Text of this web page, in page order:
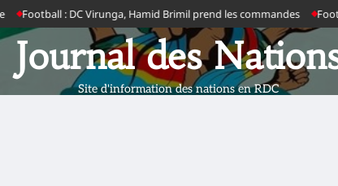
DC Virunga, Hamid Brimil prend les commandes Football : clap
Journal des
Site d'information des nations en RDC